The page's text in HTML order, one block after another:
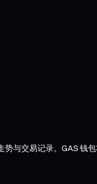
与交易记录。GAS 钱